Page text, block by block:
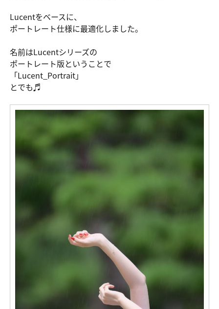
Lucentをベースに、
ポートレート仕様に最適化しました。
名前はLucentシリーズの
ポートレート版ということで
「Lucent_Portrait」
とでも♬